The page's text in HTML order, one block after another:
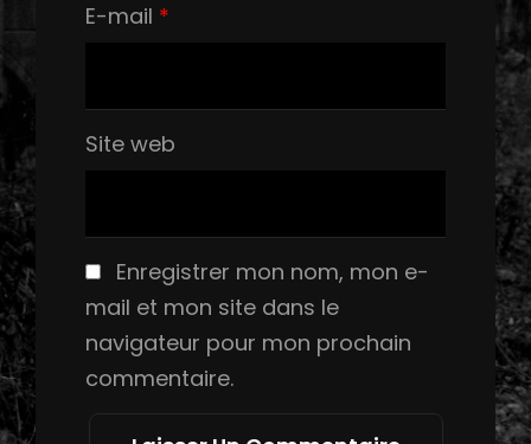
E-mail *
Site web
Enregistrer mon nom, mon e-
mail et mon site dans le
navigateur pour mon prochain
commentaire.